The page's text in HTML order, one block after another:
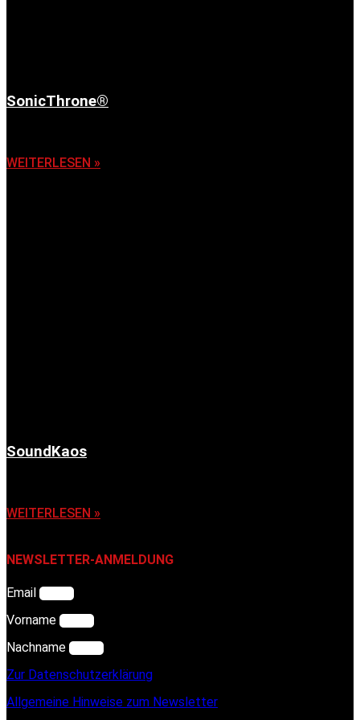
SonicThrone®
WEITERLESEN »
SoundKaos
WEITERLESEN »
NEWSLETTER-ANMELDUNG
Email
Vorname
Nachname
Zur Datenschutzerklärung
Allgemeine Hinweise zum Newsletter